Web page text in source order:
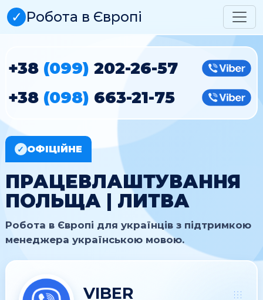
✓ Робота в Європі
+38 (099) 202-26-57
+38 (098) 663-21-75
✓ ОФІЦІЙНЕ
ПРАЦЕВЛАШТУВАННЯ
ПОЛЬЩА | ЛИТВА
Робота в Європі для українців з підтримкою
менеджера українською мовою.
VIBER